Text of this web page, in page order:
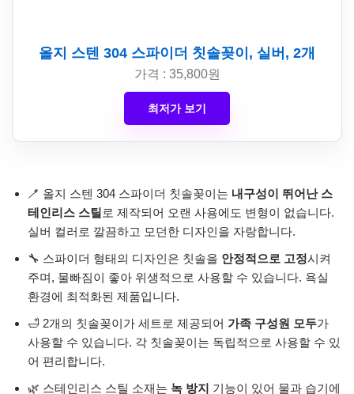
올지 스텐 304 스파이더 칫솔꽂이, 실버, 2개
가격 : 35,800원
최저가 보기
🪥 올지 스텐 304 스파이더 칫솔꽂이는 내구성이 뛰어난 스
테인리스 스틸 로 제작되어 오랜 사용에도 변형이 없습니다.
실버 컬러로 깔끔하고 모던한 디자인을 자랑합니다.
🔧 스파이더 형태의 디자인은 칫솔을 안정적으로 고정시켜
주며, 물빠짐이 좋아 위생적으로 사용할 수 있습니다. 욕실
환경에 최적화된 제품입니다.
🛁 2개의 칫솔꽂이가 세트로 제공되어 가족 구성원 모두가
사용할 수 있습니다. 각 칫솔꽂이는 독립적으로 사용할 수 있
어 편리합니다.
🌿 스테인리스 스틸 소재는 녹 방지 기능이 있어 물과 습기에